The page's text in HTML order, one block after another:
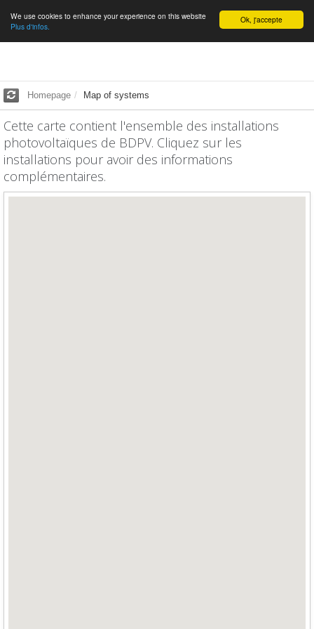
English Ok, j'accepte
We use cookies to enhance your experience on this website
Plus d'infos.
Homepage Map of systems
Cette carte contient l'ensemble des installations
photovoltaïques de BDPV. Cliquez sur les
installations pour avoir des informations
complémentaires.